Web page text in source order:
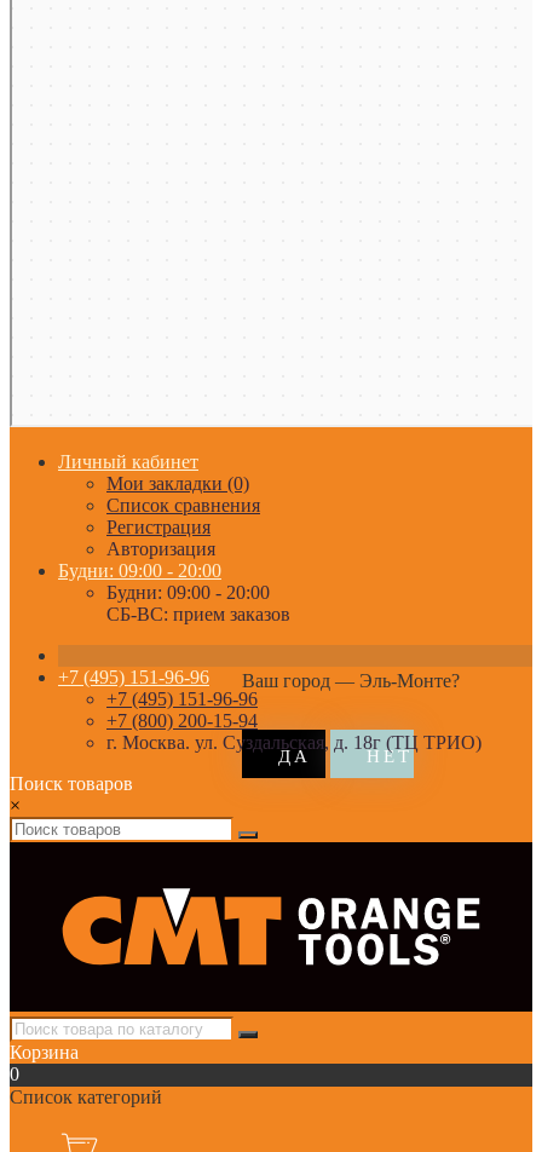
Личный кабинет
Мои закладки (0)
Список сравнения
Регистрация
Авторизация
Будни: 09:00 - 20:00
Будни: 09:00 - 20:00
СБ-ВС: прием заказов
Ваш город — Эль-Монте?
+7 (495) 151-96-96
+7 (495) 151-96-96
+7 (800) 200-15-94
г. Москва. ул. Суздальская, д. 18г (ТЦ ТРИО)
Поиск товаров
×
Корзина
0
Список категорий